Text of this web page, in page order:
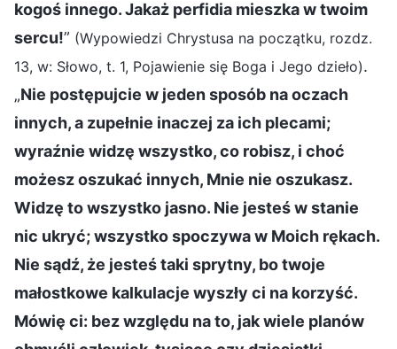
kogoś innego. Jakaż perfidia mieszka w twoim
sercu!” (Wypowiedzi Chrystusa na początku, rozdz.
13, w: Słowo, t. 1, Pojawienie się Boga i Jego dzieło).
„Nie postępujcie w jeden sposób na oczach
innych, a zupełnie inaczej za ich plecami;
wyraźnie widzę wszystko, co robisz, i choć
możesz oszukać innych, Mnie nie oszukasz.
Widzę to wszystko jasno. Nie jesteś w stanie
nic ukryć; wszystko spoczywa w Moich rękach.
Nie sądź, że jesteś taki sprytny, bo twoje
małostkowe kalkulacje wyszły ci na korzyść.
Mówię ci: bez względu na to, jak wiele planów